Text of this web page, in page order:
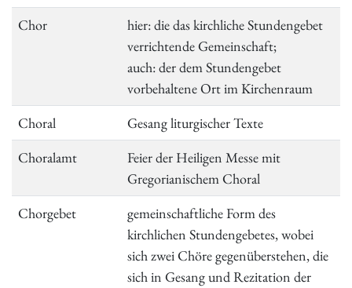
Chor
hier: die das kirchliche Stundengebet
verrichtende Gemeinschaft;
auch: der dem Stundengebet
vorbehaltene Ort im Kirchenraum
Choral
Gesang liturgischer Texte
Choralamt
Feier der Heiligen Messe mit
Gregorianischem Choral
Chorgebet
gemeinschaftliche Form des
kirchlichen Stundengebetes, wobei
sich zwei Chöre gegenüberstehen, die
sich in Gesang und Rezitation der